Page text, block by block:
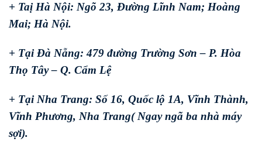
+ Taị Hà Nội: Ngõ 23, Đường Lĩnh Nam; Hoàng
Mai; Hà Nội.
+ Tại Đà Nẵng: 479 đường Trường Sơn – P. Hòa
Thọ Tây – Q. Cẩm Lệ
+ Tại Nha Trang: Số 16, Quốc lộ 1A, Vĩnh Thành,
Vĩnh Phương, Nha Trang( Ngay ngã ba nhà máy
sợi).